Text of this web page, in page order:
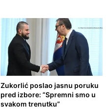
Zukorlić poslao jasnu poruku
pred izbore: “Spremni smo u
svakom trenutku”